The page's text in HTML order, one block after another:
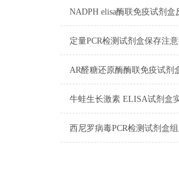
定量PCR检测试剂盒保存注